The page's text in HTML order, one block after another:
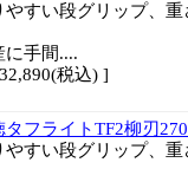
やすい段グリップ、
に手間....
税込) ]
タフライトTF2柳刃
やすい段グリップ、